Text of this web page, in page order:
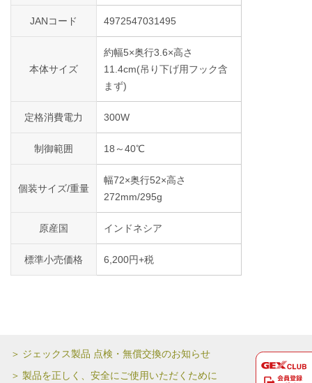
JANコード 4972547031495
本体サイズ
約幅5×奥行3.6×高さ
11.4cm(吊り下げ用フック含
まず)
定格消費電力 300W
制御範囲 18～40℃
個装サイズ/重量
幅72×奥行52×高さ
272mm/295g
原産国 インドネシア
標準小売価格 6,200円+税
ジェックス製品 点検・無償交換のお知らせ
製品を正しく、安全にご使用いただくために